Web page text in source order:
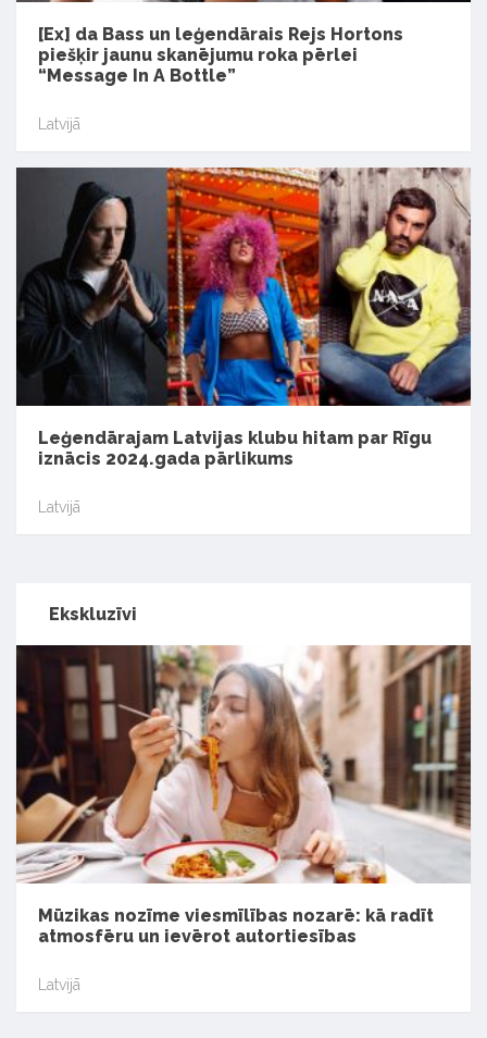
[Ex] da Bass un leģendārais Rejs Hortons
piešķir jaunu skanējumu roka pērlei
“Message In A Bottle”
Latvijā
Leģendārajam Latvijas klubu hitam par Rīgu
iznācis 2024.gada pārlikums
Latvijā
Ekskluzīvi
Mūzikas nozīme viesmīlības nozarē: kā radīt
atmosfēru un ievērot autortiesības
Latvijā